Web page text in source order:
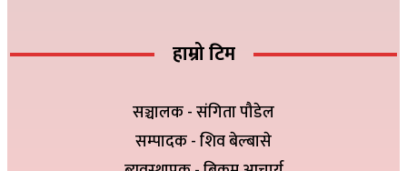
हाम्रो टिम
सञ्चालक - संगिता पौडेल
सम्पादक - शिव बेल्बासे